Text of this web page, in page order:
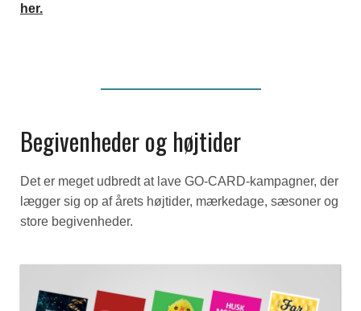
her.
Begivenheder og højtider
Det er meget udbredt at lave GO-CARD-kampagner, der
lægger sig op af årets højtider, mærkedage, sæsoner og
store begivenheder.